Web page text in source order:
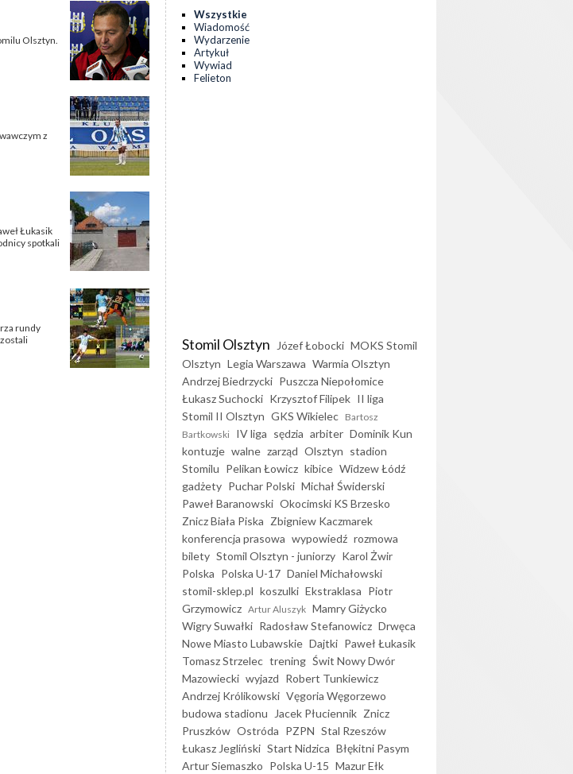
Olsztyn.
z
Łukasik
spotkali
rundy
Wszystkie
Wiadomość
Wydarzenie
Artykuł
Wywiad
Felieton
Stomil Olsztyn Józef Łobocki MOKS Stomil
Olsztyn Legia Warszawa Warmia Olsztyn
Andrzej Biedrzycki Puszcza Niepołomice
Łukasz Suchocki Krzysztof Filipek II liga
Stomil II Olsztyn GKS Wikielec Bartosz
Bartkowski IV liga sędzia arbiter Dominik Kun
kontuzje walne zarząd Olsztyn stadion
Stomilu Pelikan Łowicz kibice Widzew Łódź
gadżety Puchar Polski Michał Świderski
Paweł Baranowski Okocimski KS Brzesko
Znicz Biała Piska Zbigniew Kaczmarek
konferencja prasowa wypowiedź rozmowa
bilety Stomil Olsztyn - juniorzy Karol Żwir
Polska Polska U-17 Daniel Michałowski
stomil-sklep.pl koszulki Ekstraklasa Piotr
Grzymowicz Artur Aluszyk Mamry Giżycko
Wigry Suwałki Radosław Stefanowicz Drwęca
Nowe Miasto Lubawskie Dajtki Paweł Łukasik
Tomasz Strzelec trening Świt Nowy Dwór
Mazowiecki wyjazd Robert Tunkiewicz
Andrzej Królikowski Vęgoria Węgorzewo
budowa stadionu
Jacek Płuciennik Znicz
Pruszków Ostróda PZPN Stal Rzeszów
Łukasz Jegliński Start Nidzica Błękitni Pasym
Artur Siemaszko Polska U-15 Mazur Ełk